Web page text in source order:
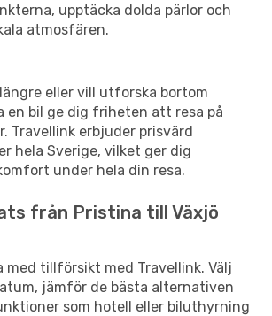
upptäcka dolda pärlor och
atmosfären.
eller vill utforska bortom
en bil ge dig friheten att resa på
Travellink erbjuder prisvärd
hela Sverige, vilket ger dig
under hela din resa.
från Pristina till Växjö
med tillförsikt med Travellink. Välj
jämför de bästa alternativen
som hotell eller biluthyrning